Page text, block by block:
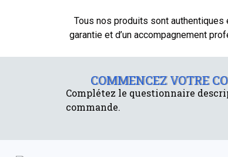
Tous nos produits sont
garantie et d’un accompagnement
COMMENCEZ VOTRE
Complétez le questionnaire
commande.